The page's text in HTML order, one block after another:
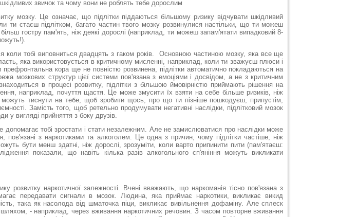
звичок та чому вони не роблять тебе дорослим
мозку. Це означає, що підлітки піддаються більшому ризику відчувати шкідливий
ти стаєш підлітком, багато частин твого мозку розвинулися настільки, що ти можеш
гостру пам'ять, ніж деякі дорослі (наприклад, ти можеш запам'ятати випадковий 8-
коли тобі виповниться двадцять з гаком років. Основною частиною мозку, яка все ще
яка використовується в критичному мисленні, наприклад, коли ти зважуєш плюси і
кора ще не повністю розвинена, підлітки автоматично покладаються на
мозкових структур цієї системи пов'язана з емоціями і досвідом, а не з критичним
в процесі розвитку, підлітки з більшою ймовірністю приймають рішення на
наприклад, почуття щастя. Це може змусити їх взяти на себе більше ризиків, ніж
можуть тиснути на тебе, щоб зробити щось, про що ти пізніше пошкодуєш, припустім,
Замість того, щоб ретельно продумувати негативні наслідки, підлітковий мозок
у вигляді прийняття з боку друзів.
тобі зростати і стати незалежним. Але не замислюватися про наслідки може
пов'язані з наркотиками та алкоголем. Це одна з причин, чому підлітки частіше, ніж
бути менш здатні, ніж дорослі, зрозуміти, коли варто припинити пити (пам'ятаєш:
показали, що навіть кілька разів алкогольного сп'яніння можуть викликати
розвитку наркотичної залежності. Вчені вважають, що наркоманія тісно пов'язана з
передавати сигнали в мозок. Людина, яка приймає наркотики, викликає викид
така як насолода від шматочка піци, викликає вивільнення дофаміну. Але сплеск
- наприклад, через вживання наркотичних речовин. З часом повторне вживання